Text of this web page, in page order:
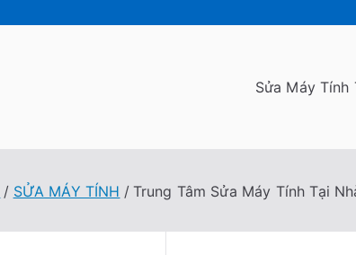
Sửa Máy Tính
SỬA MÁY TÍNH Trung Tâm Sửa Máy Tính Tại